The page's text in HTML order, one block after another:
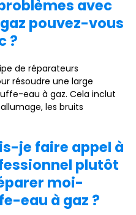
avec
pouvez-vous
?
de réparateurs
résoudre une large
eau à gaz. Cela inclut
les bruits
je faire appel à
plutôt
moi-
eau à gaz ?